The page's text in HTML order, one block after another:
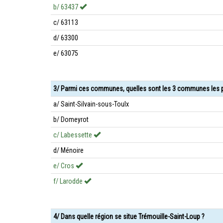
b/ 63437
c/ 63113
d/ 63300
e/ 63075
3/ Parmi ces communes, quelles sont les 3 communes les
a/ Saint-Silvain-sous-Toulx
b/ Domeyrot
c/ Labessette
d/ Ménoire
e/ Cros
f/ Larodde
4/ Dans quelle région se situe Trémouille-Saint-Loup ?